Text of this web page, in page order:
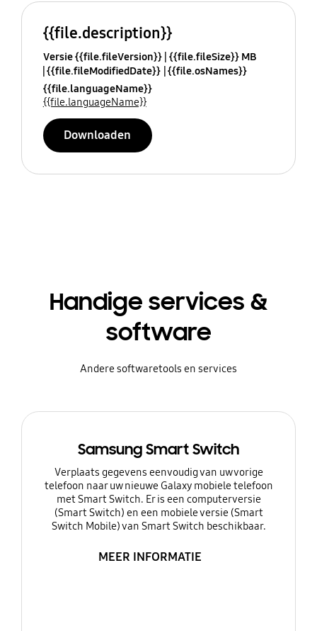
{{file.description}}
Versie {{file.fileVersion}} {{file.fileSize}} MB
{{file.fileModifiedDate}} {{file.osNames}}
{{file.languageName}}
{{file.languageName}}
Downloaden
Handige services &
software
Andere softwaretools en services
Samsung Smart Switch
Verplaats gegevens eenvoudig van uw vorige
telefoon naar uw nieuwe Galaxy mobiele telefoon
met Smart Switch. Er is een computerversie
(Smart Switch) en een mobiele versie (Smart
Switch Mobile) van Smart Switch beschikbaar.
MEER INFORMATIE